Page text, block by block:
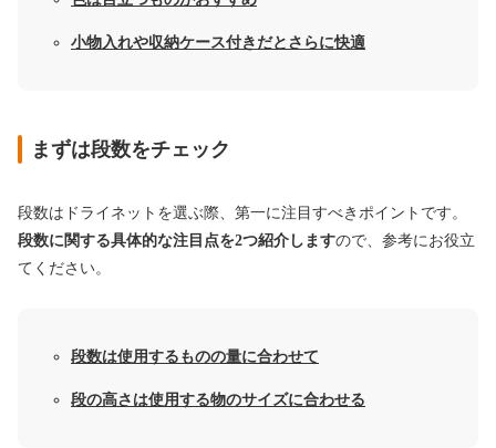
小物入れや収納ケース付きだとさらに快適
まずは段数をチェック
段数はドライネットを選ぶ際、第一に注目すべきポイントです。
段数に関する具体的な注目点を2つ紹介しますので、参考にお役立
てください。
段数は使用するものの量に合わせて
段の高さは使用する物のサイズに合わせる